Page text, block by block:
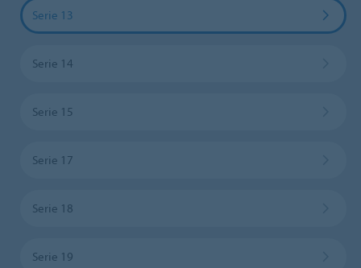
Serie 13
Serie 14
Serie 15
Serie 17
Serie 18
Serie 19